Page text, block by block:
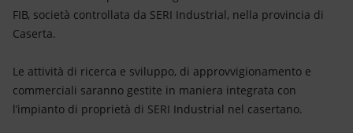
FIB, società controllata da SERI Industrial, nella provincia di
Caserta.
Le attività di ricerca e sviluppo, di approvvigionamento e
commerciali saranno gestite in maniera integrata con
l’impianto di proprietà di SERI Industrial nel casertano.